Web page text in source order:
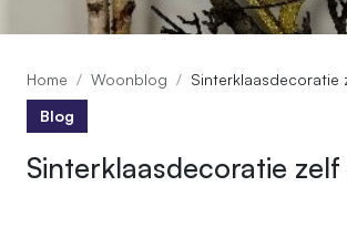
Home Woonblog
Sinterklaasdecoratie
Blog
Sinterklaasdecoratie